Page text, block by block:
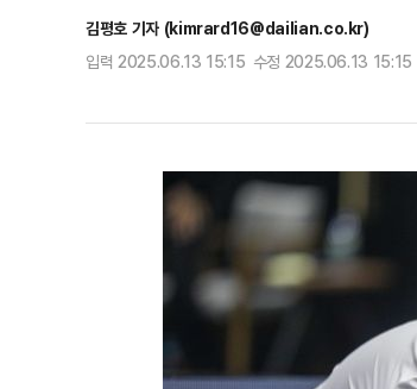
김평호 기자 (kimrard16@dailian.co.kr)
입력 2025.06.13 15:15 수정 2025.06.13 15:15